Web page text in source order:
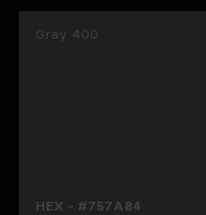
Gray 400
HEX - #757A84